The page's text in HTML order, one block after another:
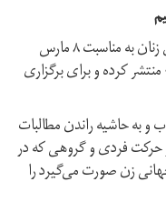
در روزهای گذشته نیز جمعی از فعالان حقوق زنان به مناسبت ۸ مارس
کرده و برای برگزاری
و به حاشیه راندن مطالبات
هر حرکت فردی و گروهی که در
روز جهانی زن صورت می‌گیرد را